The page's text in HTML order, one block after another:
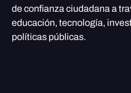
de confianza ciudadana a
educación, tecnología,
políticas públicas.